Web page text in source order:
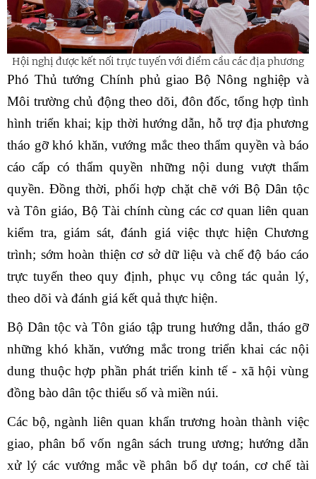
Hội nghị được kết nối trực tuyến với điểm cầu các địa phương
Phó Thủ tướng Chính phủ giao Bộ Nông nghiệp và
Môi trường chủ động theo dõi, đôn đốc, tổng hợp tình
hình triển khai; kịp thời hướng dẫn, hỗ trợ địa phương
tháo gỡ khó khăn, vướng mắc theo thẩm quyền và báo
cáo cấp có thẩm quyền những nội dung vượt thẩm
quyền. Đồng thời, phối hợp chặt chẽ với Bộ Dân tộc
và Tôn giáo, Bộ Tài chính cùng các cơ quan liên quan
kiểm tra, giám sát, đánh giá việc thực hiện Chương
trình; sớm hoàn thiện cơ sở dữ liệu và chế độ báo cáo
trực tuyến theo quy định, phục vụ công tác quản lý,
theo dõi và đánh giá kết quả thực hiện.
Bộ Dân tộc và Tôn giáo tập trung hướng dẫn, tháo gỡ
những khó khăn, vướng mắc trong triển khai các nội
dung thuộc hợp phần phát triển kinh tế - xã hội vùng
đồng bào dân tộc thiểu số và miền núi.
Các bộ, ngành liên quan khẩn trương hoàn thành việc
giao, phân bổ vốn ngân sách trung ương; hướng dẫn
xử lý các vướng mắc về phân bổ dự toán, cơ chế tài